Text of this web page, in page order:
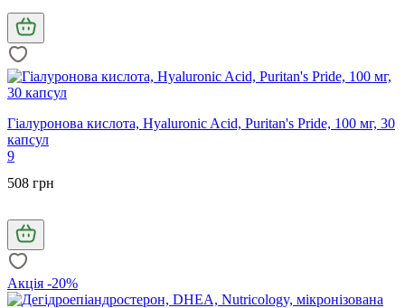
Гіалуронова кислота, Hyaluronic Acid, Puritan's Pride, 100 мг, 30
капсул
9
508 грн
Акція -20%